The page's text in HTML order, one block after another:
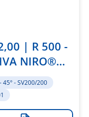
| R 500 -
NIRO®
45° - SV200/200